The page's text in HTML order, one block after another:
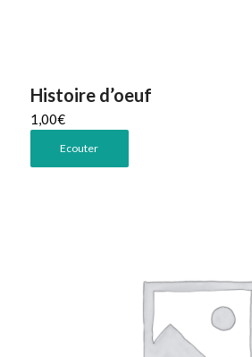
Histoire d’oeuf
1,00€
Ecouter